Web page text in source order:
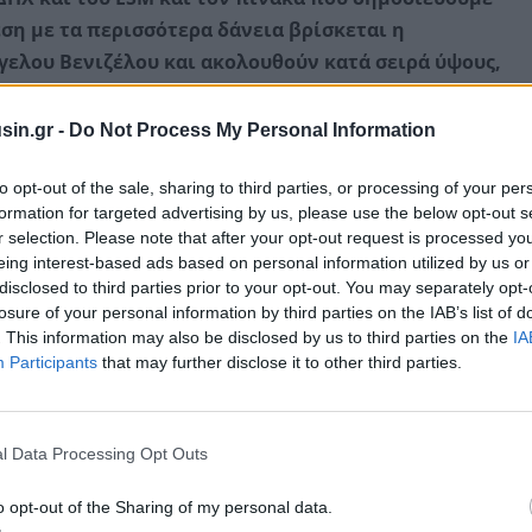
- Do Not Process My Personal Information
opt-out of the sale, sharing to third parties, or processing of your
for targeted advertising by us, please use the below opt-out
selection. Please note that after your opt-out request is processed
interest-based ads based on personal information utilized by us
to third parties prior to your opt-out. You may separately
of your personal information by third parties on the IAB’s list of
This information may also be disclosed by us to third parties on the
Participants that may further disclose it to other third parties.
Data Processing Opt Outs
opt-out of the Sharing of my personal data.
με τα περισσότερα δάνεια βρίσκεται η
Βενιζέλου και ακολουθούν κατά σειρά ύψους,
του Γιώργου Παπανδρέου και η
του 2010 ήταν μονόδρομος δεδομένου ότι το
15,3% του ΑΕΠ (36 δις. ευρώ) ποσό που ήταν αδύνατο
είχαν στρέψει την πλάτη στην Ελλάδα.
που εξέδωσε η χώρα μας τον Μάρτιο του 2010
στο6,25%.